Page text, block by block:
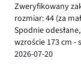
Zweryfikowany
rozmiar: 44 (za
Spodnie
wzroście 173 cm -
2026-07-20